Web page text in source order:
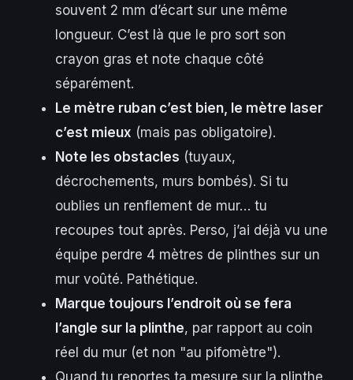
souvent 2 mm d’écart sur une même
longueur. C’est là que le pro sort son
crayon gras et note chaque côté
séparément.
Le mètre ruban c’est bien, le mètre laser
c’est mieux (mais pas obligatoire).
Note les obstacles (tuyaux,
décrochements, murs bombés). Si tu
oublies un renflement de mur… tu
recoupes tout après. Perso, j’ai déjà vu une
équipe perdre 4 mètres de plinthes sur un
mur voûté. Pathétique.
Marque toujours l’endroit où se fera
l’angle sur la plinthe, par rapport au coin
réel du mur (et non "au pifomètre").
Quand tu reportes ta mesure sur la plinthe,